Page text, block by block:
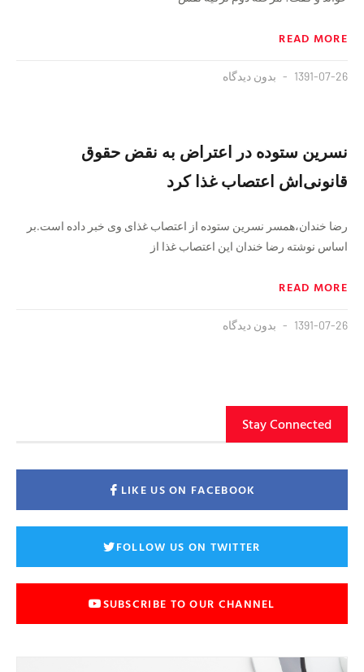
READ MORE
1391-07-26 بدون دیدگاه
نسرین ستوده در اعتراض به نقض حقوق
قانونی‌اش اعتصاب غذا کرد
رضا خندان،همسر نسرین ستوده از اعتصاب غذای وی خبر داده است.بر
اساس نوشته رضا خندان این اعتصاب غذا از
READ MORE
1391-07-26 بدون دیدگاه
Stay Connected
LIKE US ON FACEBOOK
FOLLOW US ON TWITTER
SUBSCRIBE TO OUR CHANNEL